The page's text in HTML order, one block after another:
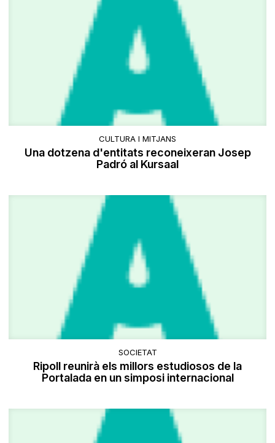
CULTURA I MITJANS
Una dotzena d'entitats reconeixeran Josep
Padró al Kursaal
SOCIETAT
Ripoll reunirà els millors estudiosos de la
Portalada en un simposi internacional